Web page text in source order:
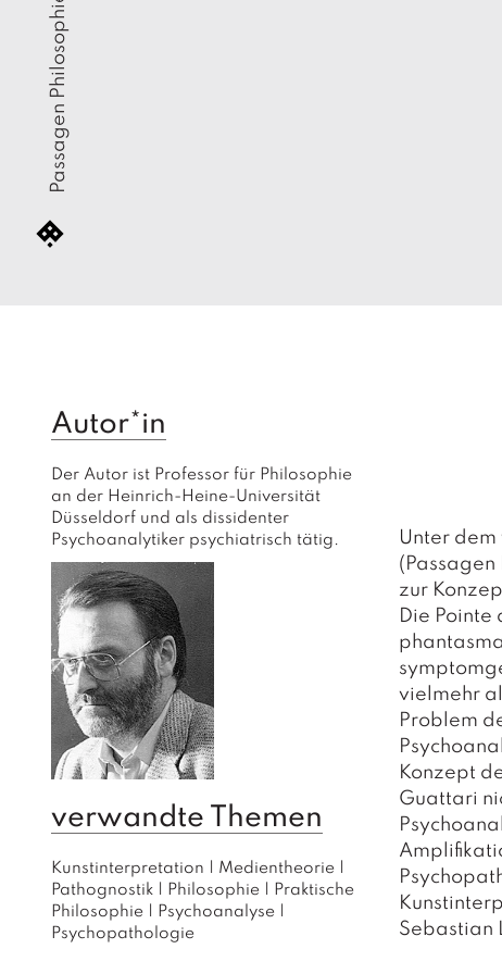
Passagen Philosophie
Unter dem
zur
Die Pointe
vielmehr
Problem
Konzept
Guattari
Sebastian
Autor*in
Der Autor ist Professor für Philosophie
an der Heinrich-Heine-Universität
Düsseldorf und als dissidenter
Psychoanalytiker psychiatrisch tätig.
verwandte Themen
Kunstinterpretation | Medientheorie |
Pathognostik | Philosophie | Praktische
Philosophie | Psychoanalyse |
Psychopathologie